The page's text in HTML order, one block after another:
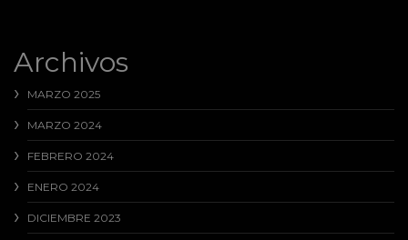
Archivos
MARZO 2025
MARZO 2024
FEBRERO 2024
ENERO 2024
DICIEMBRE 2023